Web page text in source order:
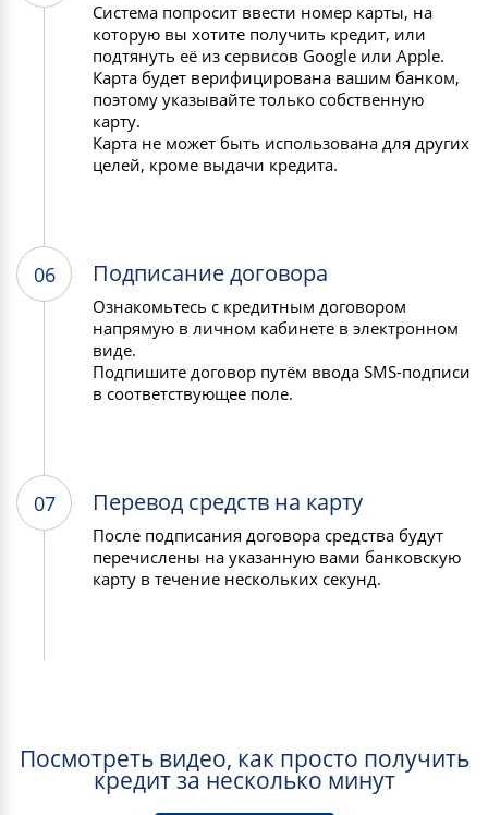
Система попросит ввести номер карты, на
которую вы хотите получить кредит, или
подтянуть её из сервисов Google или Apple.
Карта будет верифицирована вашим банком,
поэтому указывайте только собственную
карту.
Карта не может быть использована для других
целей, кроме выдачи кредита.
Подписание договора
Ознакомьтесь с кредитным договором
напрямую в личном кабинете в электронном
виде.
Подпишите договор путём ввода SMS-подписи
в соответствующее поле.
06
Перевод средств на карту
После подписания договора средства будут
перечислены на указанную вами банковскую
карту в течение нескольких секунд.
07
Посмотреть видео, как просто получить
кредит за несколько минут